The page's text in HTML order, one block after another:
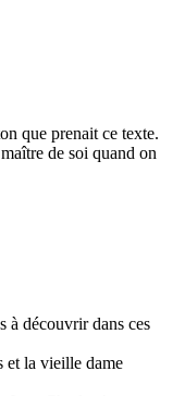
que prenait ce texte.
de soi quand on
à découvrir dans ces
et la vieille dame